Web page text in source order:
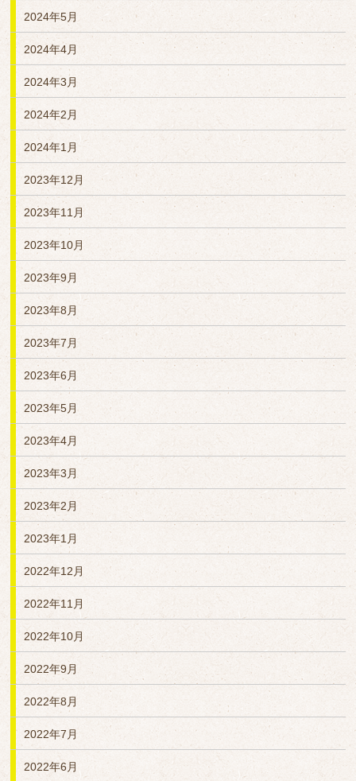
2024年5月
2024年4月
2024年3月
2024年2月
2024年1月
2023年12月
2023年11月
2023年10月
2023年9月
2023年8月
2023年7月
2023年6月
2023年5月
2023年4月
2023年3月
2023年2月
2023年1月
2022年12月
2022年11月
2022年10月
2022年9月
2022年8月
2022年7月
2022年6月